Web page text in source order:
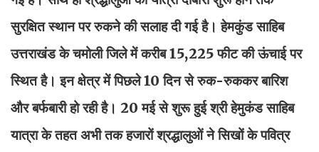
सुरक्षित स्थान पर रुकने की सलाह दी गई है। हेमकुंड साहिब
उत्तराखंड के चमोली जिले में करीब 15,225 फीट की ऊंचाई पर
स्थित है। इन क्षेत्र में पिछले 10 दिन से रुक-रुककर बारिश
और बर्फबारी हो रही है। 20 मई से शुरू हुई श्री हेमुकंड साहिब
यात्रा के तहत अभी तक हजारों श्रद्धालुओं ने सिखों के पवित्र